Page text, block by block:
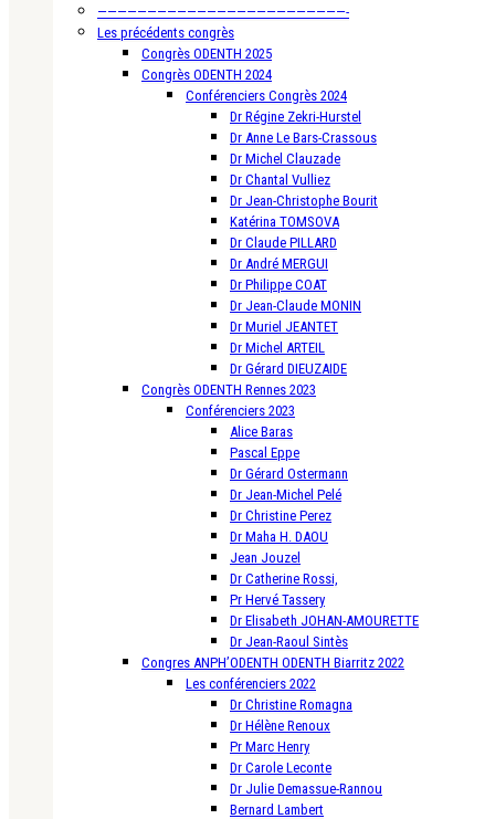
—————————————————————————-
Les précédents congrès
Congrès ODENTH 2025
Congrès ODENTH 2024
Conférenciers Congrès 2024
Dr Régine Zekri-Hurstel
Dr Anne Le Bars-Crassous
Dr Michel Clauzade
Dr Chantal Vulliez
Dr Jean-Christophe Bourit
Katérina TOMSOVA
Dr Claude PILLARD
Dr André MERGUI
Dr Philippe COAT
Dr Jean-Claude MONIN
Dr Muriel JEANTET
Dr Michel ARTEIL
Dr Gérard DIEUZAIDE
Congrès ODENTH Rennes 2023
Conférenciers 2023
Alice Baras
Pascal Eppe
Dr Gérard Ostermann
Dr Jean-Michel Pelé
Dr Christine Perez
Dr Maha H. DAOU
Jean Jouzel
Dr Catherine Rossi,
Pr Hervé Tassery
Dr Elisabeth JOHAN-AMOURETTE
Dr Jean-Raoul Sintès
Congres ANPH’ODENTH ODENTH Biarritz 2022
Les conférenciers 2022
Dr Christine Romagna
Dr Hélène Renoux
Pr Marc Henry
Dr Carole Leconte
Dr Julie Demassue-Rannou
Bernard Lambert